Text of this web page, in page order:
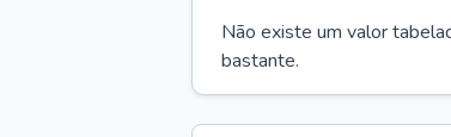
Não existe um valor
bastante.